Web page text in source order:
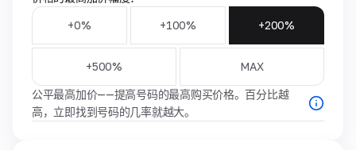
+0% +100% +200%
+500% MAX
公平最高加价——提高号码的最高购买价格。百分比越
高，立即找到号码的几率就越大。